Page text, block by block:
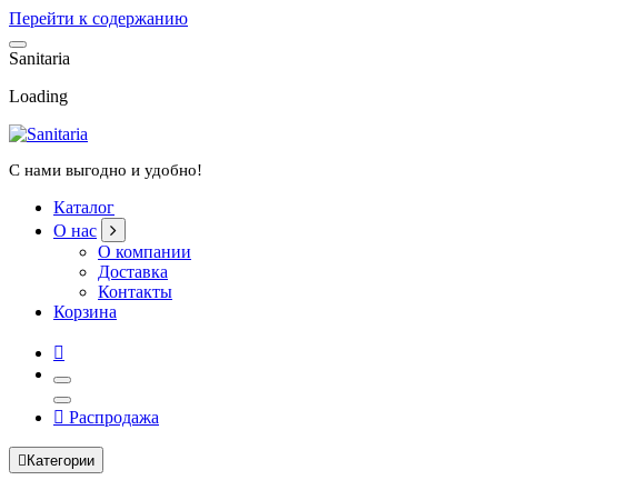
Перейти к содержанию
Sanitaria
Loading
С нами выгодно и удобно!
Каталог
О нас
О компании
Доставка
Контакты
Корзина
Распродажа
Категории